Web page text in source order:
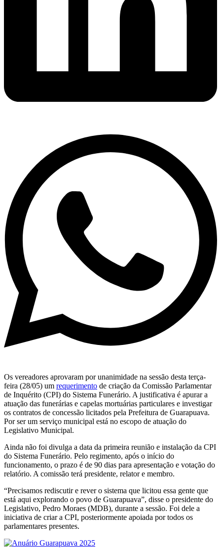
Os vereadores aprovaram por unanimidade na sessão desta terça-
feira (28/05) um requerimento de criação da Comissão Parlamentar
de Inquérito (CPI) do Sistema Funerário. A justificativa é apurar a
atuação das funerárias e capelas mortuárias particulares e investigar
os contratos de concessão licitados pela Prefeitura de Guarapuava.
Por ser um serviço municipal está no escopo de atuação do
Legislativo Municipal.
Ainda não foi divulga a data da primeira reunião e instalação da CPI
do Sistema Funerário. Pelo regimento, após o início do
funcionamento, o prazo é de 90 dias para apresentação e votação do
relatório. A comissão terá presidente, relator e membro.
“Precisamos rediscutir e rever o sistema que licitou essa gente que
está aqui explorando o povo de Guarapuava”, disse o presidente do
Legislativo, Pedro Moraes (MDB), durante a sessão. Foi dele a
iniciativa de criar a CPI, posteriormente apoiada por todos os
parlamentares presentes.